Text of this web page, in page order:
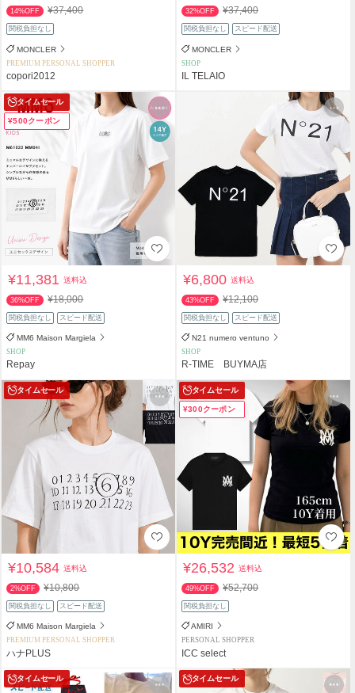
14%OFF ¥37,400
関税負担なし
MONCLER
PREMIUM PERSONAL SHOPPER
copori2012
32%OFF ¥37,400
関税負担なし スピード配送
MONCLER
SHOP
IL TELAIO
タイムセール
¥500クーポン
¥11,381送料込
36%OFF ¥18,000
関税負担なし スピード配送
MM6 Maison Margiela
SHOP
Repay
¥6,800送料込
43%OFF ¥12,100
関税負担なし スピード配送
N21 numero ventuno
SHOP
R-TIME BUYMA店
タイムセール
¥10,584送料込
2%OFF ¥10,800
関税負担なし スピード配送
MM6 Maison Margiela
PREMIUM PERSONAL SHOPPER
ハナPLUS
タイムセール
¥300クーポン
¥26,532送料込
49%OFF ¥52,700
関税負担なし
AMIRI
PERSONAL SHOPPER
ICC select
タイムセール タイムセール